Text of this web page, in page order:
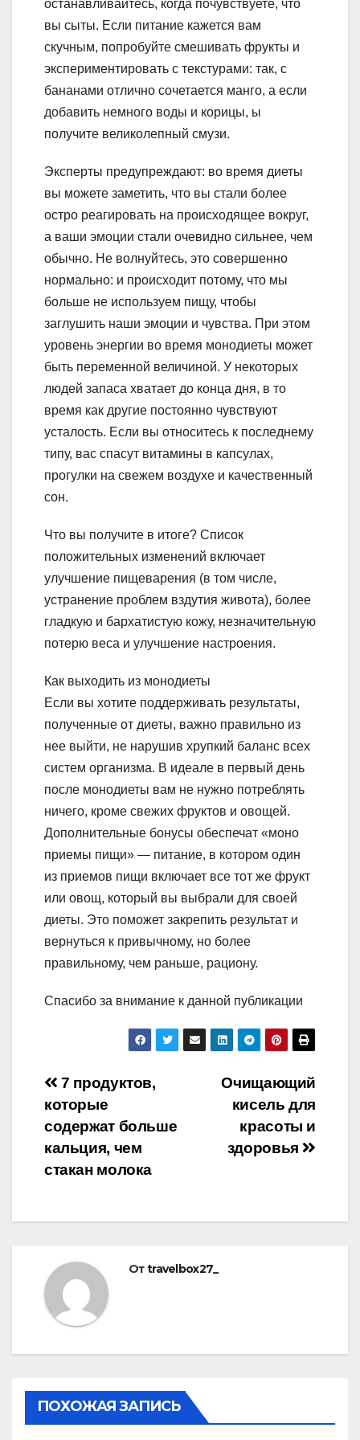
останавливайтесь, когда почувствуете, что
вы сыты. Если питание кажется вам
скучным, попробуйте смешивать фрукты и
экспериментировать с текстурами: так, с
бананами отлично сочетается манго, а если
добавить немного воды и корицы, ы
получите великолепный смузи.
Эксперты предупреждают: во время диеты
вы можете заметить, что вы стали более
остро реагировать на происходящее вокруг,
а ваши эмоции стали очевидно сильнее, чем
обычно. Не волнуйтесь, это совершенно
нормально: и происходит потому, что мы
больше не используем пищу, чтобы
заглушить наши эмоции и чувства. При этом
уровень энергии во время монодиеты может
быть переменной величиной. У некоторых
людей запаса хватает до конца дня, в то
время как другие постоянно чувствуют
усталость. Если вы относитесь к последнему
типу, вас спасут витамины в капсулах,
прогулки на свежем воздухе и качественный
сон.
Что вы получите в итоге? Список
положительных изменений включает
улучшение пищеварения (в том числе,
устранение проблем вздутия живота), более
гладкую и бархатистую кожу, незначительную
потерю веса и улучшение настроения.
Как выходить из монодиеты
Если вы хотите поддерживать результаты,
полученные от диеты, важно правильно из
нее выйти, не нарушив хрупкий баланс всех
систем организма. В идеале в первый день
после монодиеты вам не нужно потреблять
ничего, кроме свежих фруктов и овощей.
Дополнительные бонусы обеспечат «моно
приемы пищи» — питание, в котором один
из приемов пищи включает все тот же фрукт
или овощ, который вы выбрали для своей
диеты. Это поможет закрепить результат и
вернуться к привычному, но более
правильному, чем раньше, рациону.
Спасибо за внимание к данной публикации
Навигация
по
записям
Очищающий
кисель для
красоты и
здоровья
7 продуктов,
которые
содержат больше
кальция, чем
стакан молока
Отtravelbox27_
ПОХОЖАЯ ЗАПИСЬ